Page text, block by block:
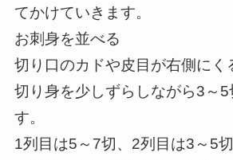
てかけていきます。
お刺身を並べる
切り口のカドや皮目が右側にく
切り身を少しずらしながら3～5
す。
1列目は5～7切、2列目は3～5切